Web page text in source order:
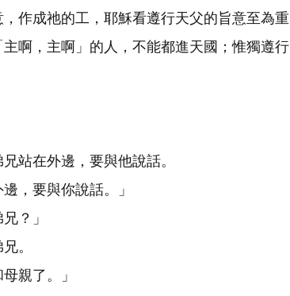
作成祂的工，耶穌看遵行天父的旨意至為重
啊，主啊」的人，不能都進天國；惟獨遵行
站在外邊，要與他說話。
，要與你說話。」
？」
。
親了。」